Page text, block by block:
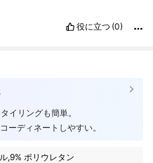
役に立つ (0)
イリングも簡単。
ーディネートしやすい。
,9% ポリウレタン